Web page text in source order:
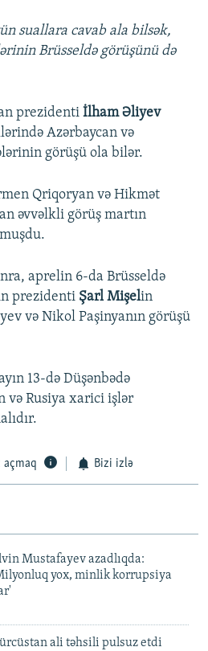
suallara cavab ala bilsək,
Brüsseldə görüşünü də
prezidenti İlham Əliyev
Azərbaycan və
görüşü ola bilər.
Qriqoryan və Hikmət
əvvəlkli görüş martın
aprelin 6-da Brüsseldə
prezidenti Şarl Mişelin
və Nikol Paşinyanın görüşü
13-də Düşənbədə
və Rusiya xarici işlər
açmaq Bizi izlə
Mustafayev azadlıqda:
yox, minlik korrupsiya
ali təhsili pulsuz etdi